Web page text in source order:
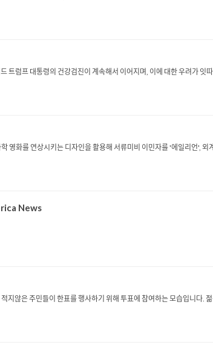
트럼프 대통령의 건강검진이 계속해서 이어지며, 이에 대한 우려가 잇
영화를 연상시키는 디자인을 활용해 서류미비 이민자를 '에일리언', 외
News
않은 주민들이 한표를 행사하기 위해 투표에 참여하는 모습입니다.